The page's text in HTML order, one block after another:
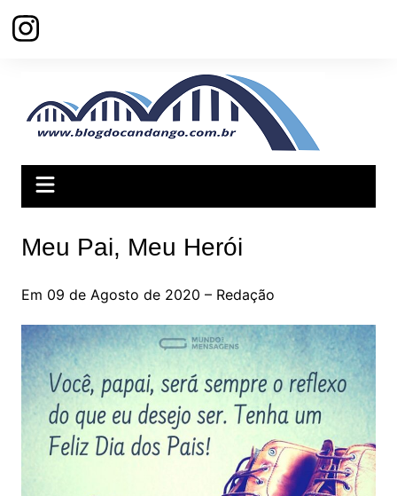
para
Meu Pai, Meu Herói
Em 09 de Agosto de 2020 – Redação